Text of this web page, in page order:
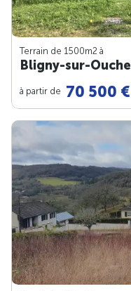
Terrain de 1500m2 à
Bligny-sur-Ouche
à partir de 70 500 €